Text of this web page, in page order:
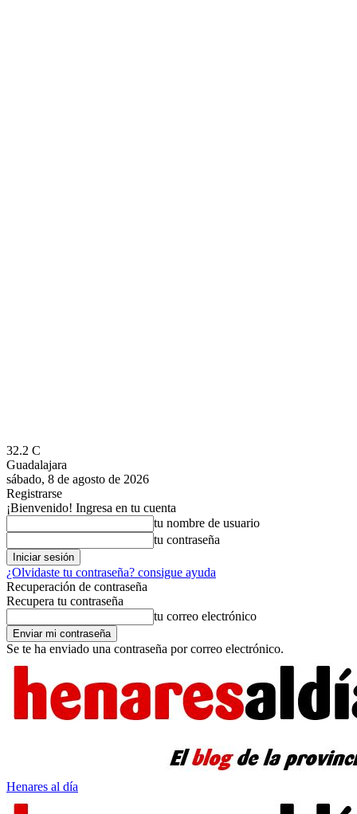
32.2 C
Guadalajara
sábado, 8 de agosto de 2026
Registrarse
¡Bienvenido! Ingresa en tu cuenta
tu nombre de usuario
tu contraseña
¿Olvidaste tu contraseña? consigue ayuda
Recuperación de contraseña
Recupera tu contraseña
tu correo electrónico
Se te ha enviado una contraseña por correo electrónico.
Henares al día